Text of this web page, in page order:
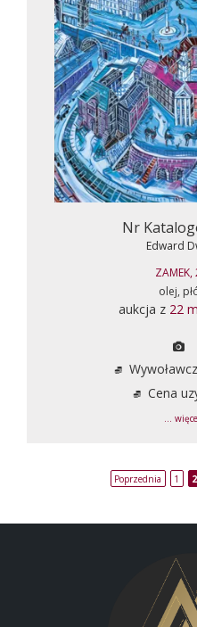
Nr
Edward
ZAMEK,
olej,
aukcja z 22
Cena
...
Poprzednia 1 2